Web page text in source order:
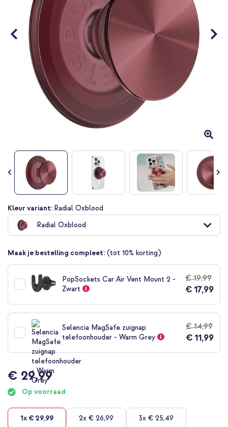
Ga
naar
het
begin
de
afbeeldingen-
Kleur variant: Radial Oxblood
Radial Oxblood
Maak je bestelling compleet: (tot 10% korting)
PopSockets Car Air Vent Mount 2 -
Zwart
€ 19,99
€ 17,99
Selencia MagSafe zuignap
telefoonhouder - Warm Grey
€ 14,99
€ 11,99
€ 29,99
Op voorraad
1x € 29,99 2x € 26,99 3x € 25,49